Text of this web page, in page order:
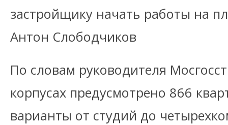
застройщику начать работы на
Антон Слободчиков
По словам руководителя
корпусах предусмотрено 866
варианты от студий до